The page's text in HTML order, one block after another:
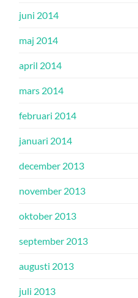
juni 2014
maj 2014
april 2014
mars 2014
februari 2014
januari 2014
december 2013
november 2013
oktober 2013
september 2013
augusti 2013
juli 2013